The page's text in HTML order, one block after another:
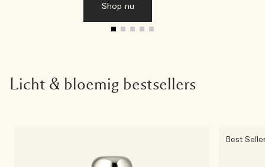
Shop nu
Licht & bloemig bestsellers
Best